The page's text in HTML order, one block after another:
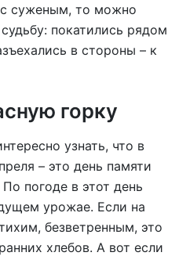
с суженым, то можно
покатились рядом
в стороны – к
горку
узнать, что в
– это день памяти
погоде в этот день
урожае. Если на
безветренным, это
хлебов. А вот если